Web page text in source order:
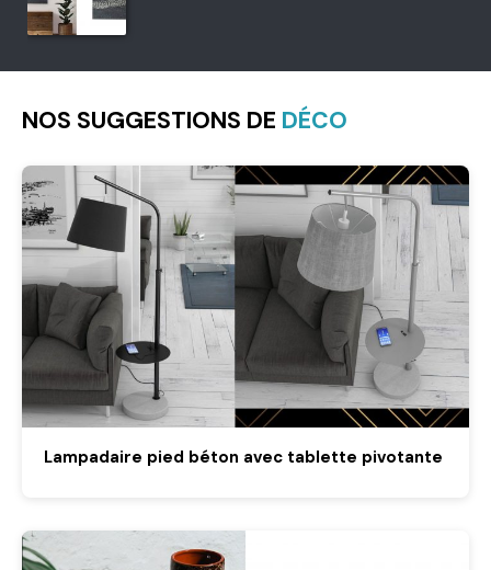
NOS SUGGESTIONS DE DÉCO
Lampadaire pied béton avec tablette pivotante